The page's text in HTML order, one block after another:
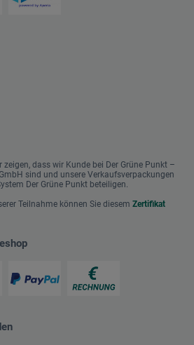
dass wir Kunde bei Der Grüne Punkt –
sind und unsere Verkaufsverpackungen
Der Grüne Punkt beteiligen.
Teilnahme können Sie diesem Zertifikat